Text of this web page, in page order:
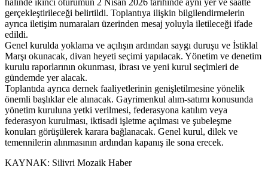
gerçekleştirileceği belirtildi. Toplantıya ilişkin bilgilendirmelerin
ayrıca iletişim numaraları üzerinden mesaj yoluyla iletileceği ifade
edildi.
Genel kurulda yoklama ve açılışın ardından saygı duruşu ve İstiklal
Marşı okunacak, divan heyeti seçimi yapılacak. Yönetim ve denetim
kurulu raporlarının okunması, ibrası ve yeni kurul seçimleri de
gündemde yer alacak.
Toplantıda ayrıca dernek faaliyetlerinin genişletilmesine yönelik
önemli başlıklar ele alınacak. Gayrimenkul alım-satımı konusunda
yönetim kuruluna yetki verilmesi, federasyona katılım veya
federasyon kurulması, iktisadi işletme açılması ve şubeleşme
konuları görüşülerek karara bağlanacak. Genel kurul, dilek ve
temennilerin alınmasının ardından kapanış ile sona erecek.
KAYNAK: Silivri Mozaik Haber